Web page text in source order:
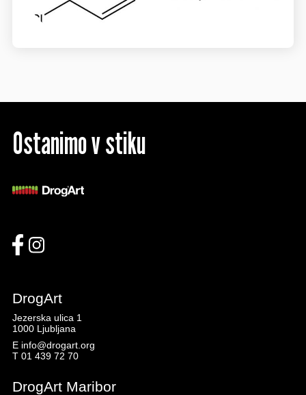
Ostanimo v stiku
DrogArt
Jezerska ulica 1
1000 Ljubljana
E info@drogart.org
T 01 439 72 70
DrogArt Maribor